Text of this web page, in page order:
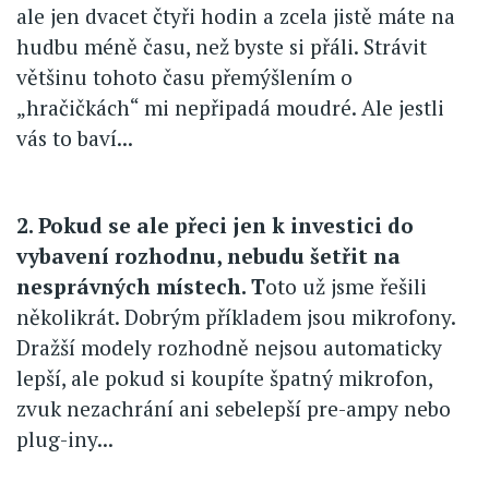
ale jen dvacet čtyři hodin a zcela jistě máte na
hudbu méně času, než byste si přáli. Strávit
většinu tohoto času přemýšlením o
„hračičkách“ mi nepřipadá moudré. Ale jestli
vás to baví...
2. Pokud se ale přeci jen k investici do
vybavení rozhodnu, nebudu šetřit na
nesprávných místech. Toto už jsme řešili
několikrát. Dobrým příkladem jsou mikrofony.
Dražší modely rozhodně nejsou automaticky
lepší, ale pokud si koupíte špatný mikrofon,
zvuk nezachrání ani sebelepší pre-ampy nebo
plug-iny...